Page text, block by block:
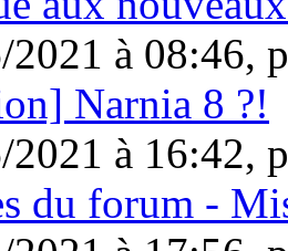
2021 à 08:46,
Narnia 8 ?!
2021 à 16:42,
du forum -